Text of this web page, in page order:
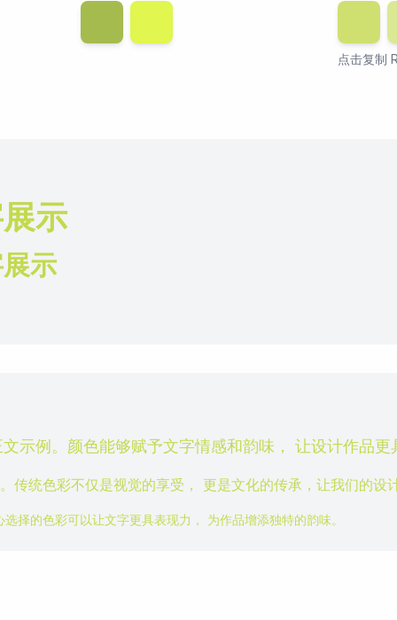
透明度
点击复制
示
示
示例。颜色能够赋予文字情感和韵味， 让设计作品
传统色彩不仅是视觉的享受， 更是文化的传承，让我们的设
择的色彩可以让文字更具表现力， 为作品增添独特的韵味。